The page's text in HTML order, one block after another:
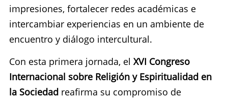
impresiones, fortalecer redes académicas e
intercambiar experiencias en un ambiente de
encuentro y diálogo intercultural.
Con esta primera jornada, el XVI Congreso
Internacional sobre Religión y Espiritualidad en
la Sociedad reafirma su compromiso de